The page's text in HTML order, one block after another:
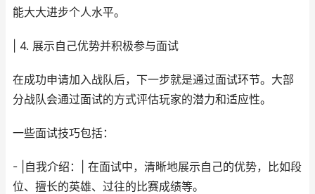
能大大进步个人水平。
| 4. 展示自己优势并积极参与面试
在成功申请加入战队后，下一步就是通过面试环节。大部
分战队会通过面试的方式评估玩家的潜力和适应性。
一些面试技巧包括：
- |自我介绍：| 在面试中，清晰地展示自己的优势，比如段
位、擅长的英雄、过往的比赛成绩等。